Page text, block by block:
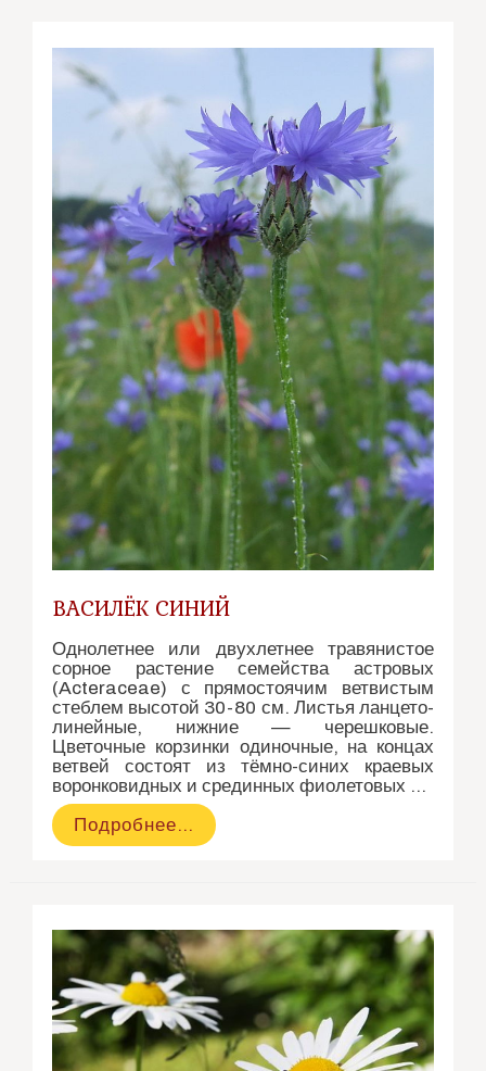
ВАСИЛЁК СИНИЙ
Однолетнее или двухлетнее травянистое
сорное растение семейства астровых
(Acteraceae) с прямостоячим ветвистым
стеблем высотой 30-80 см. Листья ланцето-
линейные, нижние — черешковые.
Цветочные корзинки одиночные, на концах
ветвей состоят из тёмно-синих краевых
воронковидных и срединных фиолетовых …
Василёк
синий
Подробнее…